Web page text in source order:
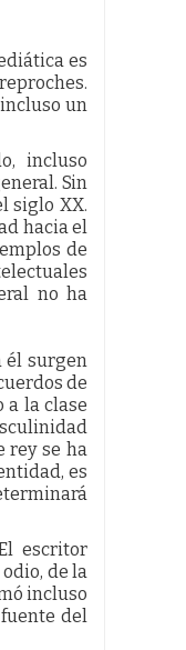
es
un
incluso
Sin
siglo XX.
hacia el
de
no ha
él surgen
de
a la clase
rey se ha
es
escritor
de la
incluso
del